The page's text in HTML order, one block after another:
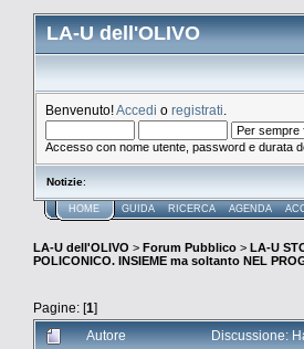
LA-U dell'OLIVO
Benvenuto!Accedi o registrati
Accesso con nome utente, password e durata
Notizie:
HOME GUIDA RICERCA AGENDA
LA-U dell'OLIVO > Forum Pubblico > LA-U
POLICONICO. INSIEME ma soltanto NEL
Pagine: [1]
Autore
Discussione: